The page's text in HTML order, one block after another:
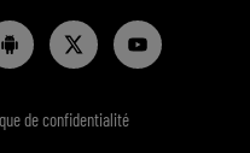
de confidentialité